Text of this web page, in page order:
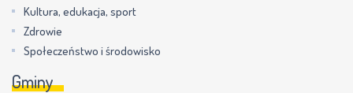
Kultura, edukacja, sport
Zdrowie
Społeczeństwo i środowisko
Gminy